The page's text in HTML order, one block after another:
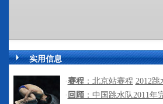
实用信息
·赛程：北京站赛程 2012跳
· 回顾 ：中国跳水队2011年